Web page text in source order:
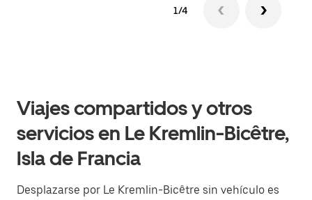
1/4
Viajes compartidos y otros
servicios en Le Kremlin-Bicêtre,
Isla de Francia
Desplazarse por Le Kremlin-Bicêtre sin vehículo es